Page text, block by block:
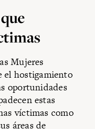
Mujeres
el hostigamiento
oportunidades
estas
víctimas como
áreas de